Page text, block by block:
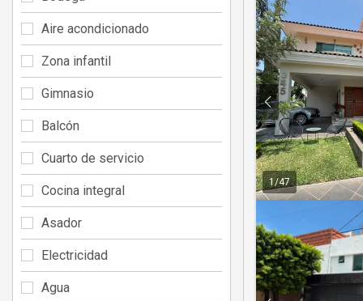
1/47
Aire acondicionado
Zona infantil
Gimnasio
Balcón
Cuarto de servicio
Cocina integral
Asador
Electricidad
Agua